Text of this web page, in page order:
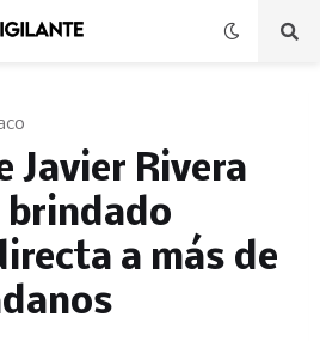
Javier Rivera
brindado
a más de